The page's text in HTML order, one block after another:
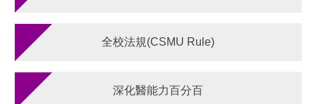
全校法規(CSMU Rule)
深化醫能力百分百